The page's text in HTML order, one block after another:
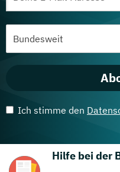
Ich stimme den
Hilfe bei der